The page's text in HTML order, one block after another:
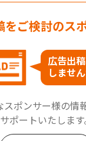
をご検討のス
広告出稿
しませ
スポンサー様の情
サポートいたします